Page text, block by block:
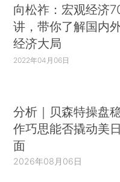
向松祚：宏观经济
讲，带你了解国内
经济大局
2022年04月06日
分析｜贝森特操盘
作巧思能否撬动美
面
2026年08月06日